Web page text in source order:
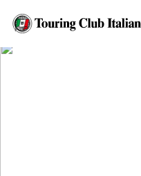
HOME
PIVNICA MEDVEDGRAD